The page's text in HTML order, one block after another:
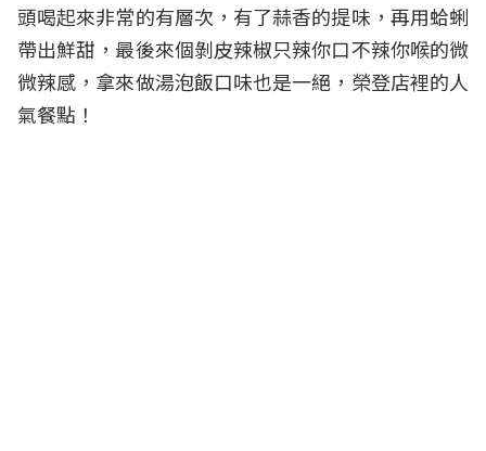
頭喝起來非常的有層次，有了蒜香的提味，再用蛤蜊
帶出鮮甜，最後來個剝皮辣椒只辣你口不辣你喉的微
微辣感，拿來做湯泡飯口味也是一絕，榮登店裡的人
氣餐點！